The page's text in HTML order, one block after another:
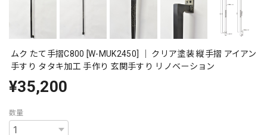
ムク たて手摺C800 [W-MUK2450] ｜ クリア塗装 縦手摺 アイアン
手すり タタキ加工 手作り 玄関手すり リノベーション
¥35,200
数量